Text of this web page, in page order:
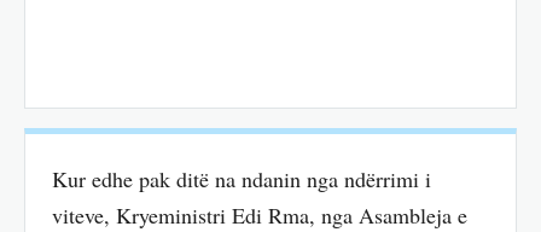
Kur edhe pak ditë na ndanin nga ndërrimi i
viteve, Kryeministri Edi Rma, nga Asambleja e